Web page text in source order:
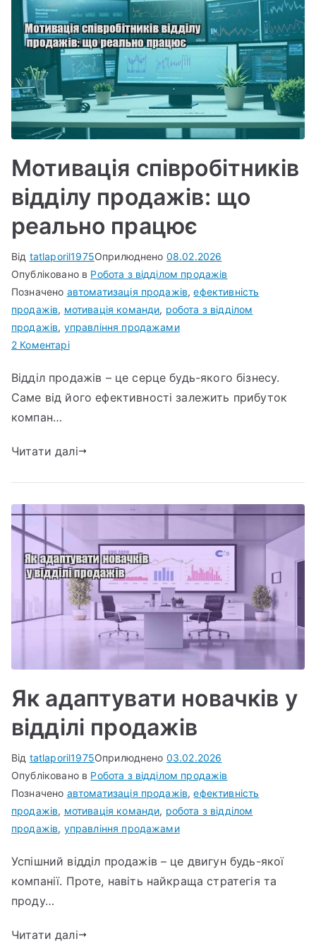
Мотивація співробітників
відділу продажів: що
реально працює
Від tatlaporil1975Оприлюднено 08.02.2026
Опубліковано в Робота з відділом продажів
Позначено автоматизація продажів,ефективність
продажів, мотивація команди, робота з відділом
продажів, управління продажами
2 Коментарідо
співробітників
відділу
реально
Відділ продажів – це серце будь-якого бізнесу.
Саме від його ефективності залежить прибуток
компан…
Читати далі
Як адаптувати новачків у
відділі продажів
Від tatlaporil1975Оприлюднено 03.02.2026
Опубліковано в Робота з відділом продажів
Позначено автоматизація продажів,ефективність
продажів, мотивація команди, робота з відділом
продажів, управління продажами
Успішний відділ продажів – це двигун будь-якої
компанії. Проте, навіть найкраща стратегія та
проду…
Читати далі